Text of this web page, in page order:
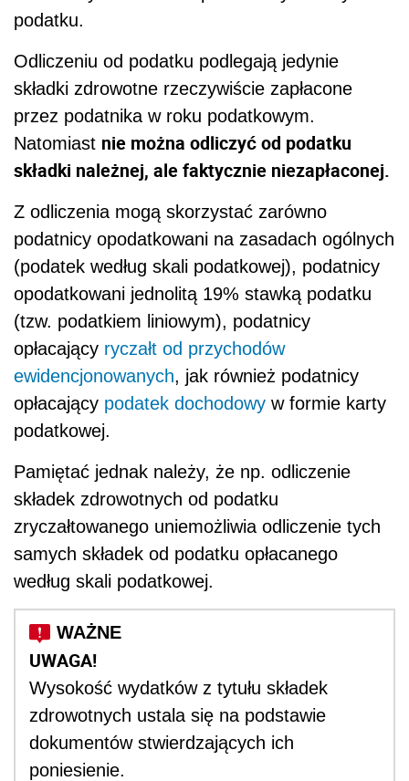
podatku.
Odliczeniu od podatku podlegają jedynie
składki zdrowotne rzeczywiście zapłacone
przez podatnika w roku podatkowym.
Natomiast nie można odliczyć od podatku
składki należnej, ale faktycznie niezapłaconej.
Z odliczenia mogą skorzystać zarówno
podatnicy opodatkowani na zasadach ogólnych
(podatek według skali podatkowej), podatnicy
opodatkowani jednolitą 19% stawką podatku
(tzw. podatkiem liniowym), podatnicy
opłacający ryczałt od przychodów
ewidencjonowanych, jak również podatnicy
opłacający podatek dochodowy w formie karty
podatkowej.
Pamiętać jednak należy, że np. odliczenie
składek zdrowotnych od podatku
zryczałtowanego uniemożliwia odliczenie tych
samych składek od podatku opłacanego
według skali podatkowej.
UWAGA!
Wysokość wydatków z tytułu składek
zdrowotnych ustala się na podstawie
dokumentów stwierdzających ich
poniesienie.